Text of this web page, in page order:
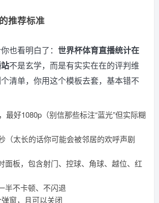
推荐标准
也看明白了： 世界杯体育直播统计在
不是玄学，而是有实实在在的评判维
清单，你用这个模板去套，基本错不
最好1080p（别信那些标注“蓝光”但实际糊
（太长的话你可能会被邻居的欢呼声剧
面板，包含射门、控球、角球、越位、红
半不卡顿、不闪退
窗，且可以关闭